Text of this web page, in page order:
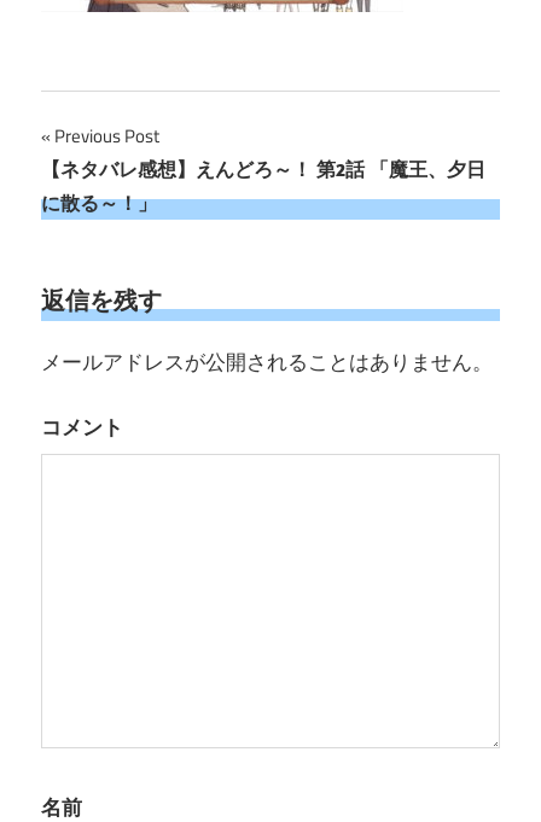
投
稿
ビ
ゲ
ー
シ
Previous Post
【ネタバレ感想】えんどろ～！ 第2話 「魔王、夕日
に散る～！」
返信を残す
メールアドレスが公開されることはありません。
コメント
名前